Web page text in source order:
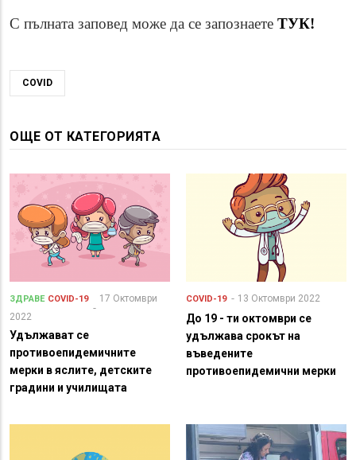
С пълната заповед може да се запознаете ТУК!
COVID
ОЩЕ ОТ КАТЕГОРИЯТА
ЗДРАВЕ COVID-19
17 Октомври
2022
Удължават се
противоепидемичните
мерки в яслите, детските
градини и училищата
COVID-19 13 Октомври 2022
До 19 - ти октомври се
удължава срокът на
въведените
противоепидемични мерки